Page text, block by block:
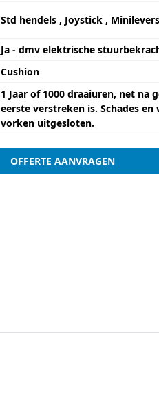
Std hendels , Joystick , Minilevers
Ja - dmv elektrische
Cushion
1 Jaar of 1000 draaiuren, net na
eerste verstreken is. Schades en
vorken uitgesloten.
OFFERTE AANVRAGEN